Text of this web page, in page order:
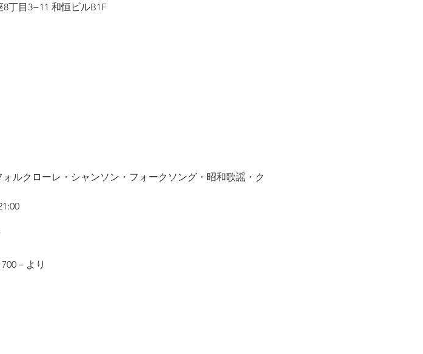
丁目3−11 和恒ビルB1F
ルクローレ・シャンソン・フォークソング・昭和歌謡・ク